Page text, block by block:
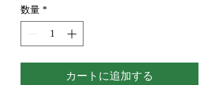
数量 *
カートに追加する